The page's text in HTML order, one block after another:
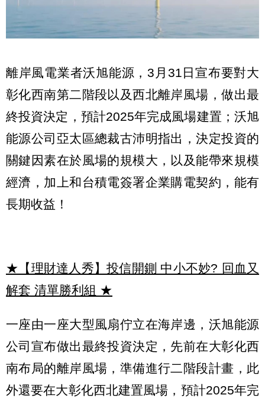
離岸風電業者沃旭能源，3月31日宣布要對大
彰化西南第二階段以及西北離岸風場，做出最
終投資決定，預計2025年完成風場建置；沃旭
能源公司亞太區總裁古沛明指出，決定投資的
關鍵因素在於風場的規模大，以及能帶來規模
經濟，加上和台積電簽署企業購電契約，能有
長期收益！
★【理財達人秀】投信開鍘 中小不妙? 回血又
解套 清單勝利組 ★
一座由一座大型風扇佇立在海岸邊，沃旭能源
公司宣布做出最終投資決定，先前在大彰化西
南布局的離岸風場，準備進行二階段計畫，此
外還要在大彰化西北建置風場，預計2025年完